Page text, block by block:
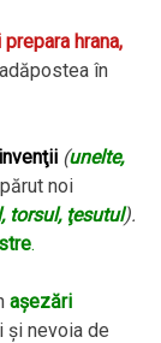
prepara hrana,
în
invenţii (unelte,
noi
torsul, ţesutul).
.
aşezări
şi nevoia de